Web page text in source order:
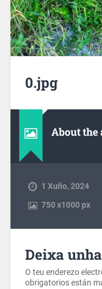
0.jpg
About the
1 Xuño, 2024
750x1000 px
Deixa
O teu enderezo
obrigatorios están